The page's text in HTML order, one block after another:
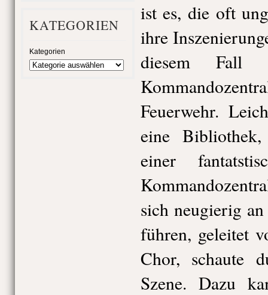
KATEGORIEN
Kategorien
ist es, die oft
ihre
diesem Fall
Feuerwehr.
eine
einer
sich neugierig
führen, geleitet
Chor, schaute
Szene. Dazu